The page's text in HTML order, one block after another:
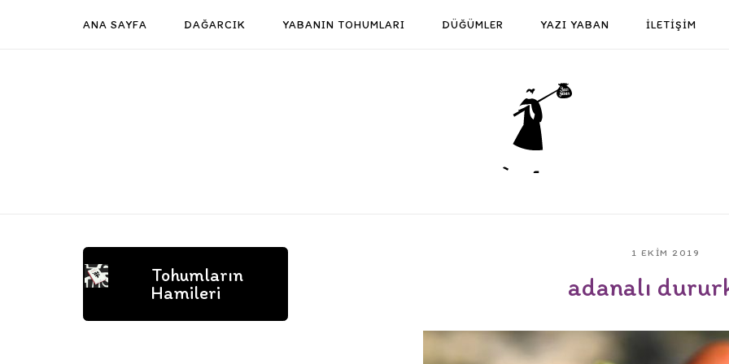
ANA SAYFA DAĞARCIK YABANIN TOHUMLARI DÜĞÜMLER YAZI YABAN İLETİŞİM
Home
1 EKIM 2019
adanalı
Tohumların
Hamileri